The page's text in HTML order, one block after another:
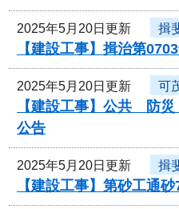
2025年5月20日更新 揖
【建設工事】揖治第
2025年5月20日更新 可
【建設工事】公共 防
公告
2025年5月20日更新 揖
【建設工事】第砂工通